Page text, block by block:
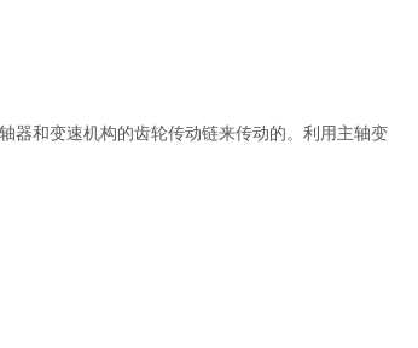
器和变速机构的齿轮传动链来传动的。利用主轴变